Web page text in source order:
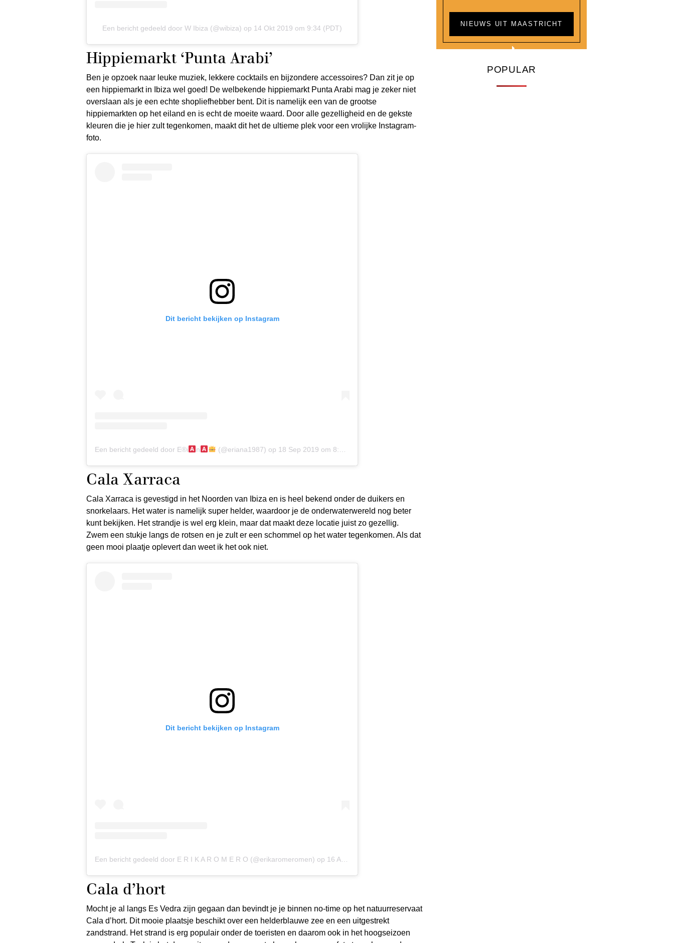
Een bericht gedeeld door W Ibiza (@wibiza) op 14 Okt 2019 om 9:34 (PDT)
Hippiemarkt ‘Punta Arabi’
Ben je opzoek naar leuke muziek, lekkere cocktails en bijzondere accessoires? Dan zit je op
een hippiemarkt in Ibiza wel goed! De welbekende hippiemarkt Punta Arabi mag je zeker niet
overslaan als je een echte shopliefhebber bent. Dit is namelijk een van de grootse
hippiemarkten op het eiland en is echt de moeite waard. Door alle gezelligheid en de gekste
kleuren die je hier zult tegenkomen, maakt dit het de ultieme plek voor een vrolijke Instagram-
foto.
Dit bericht bekijken op Instagram
Een bericht gedeeld door E®i n (@eriana1987) op 18 Sep 2019 om 8:07 (PDT)
Cala Xarraca
Cala Xarraca is gevestigd in het Noorden van Ibiza en is heel bekend onder de duikers en
snorkelaars. Het water is namelijk super helder, waardoor je de onderwaterwereld nog beter
kunt bekijken. Het strandje is wel erg klein, maar dat maakt deze locatie juist zo gezellig.
Zwem een stukje langs de rotsen en je zult er een schommel op het water tegenkomen. Als dat
geen mooi plaatje oplevert dan weet ik het ook niet.
Dit bericht bekijken op Instagram
Een bericht gedeeld door E R I K A R O M E R O (@erikaromeromen) op 16 Aug 2019 om 1:58 (PDT)
Cala d’hort
Mocht je al langs Es Vedra zijn gegaan dan bevindt je je binnen no-time op het natuurreservaat
Cala d’hort. Dit mooie plaatsje beschikt over een helderblauwe zee en een uitgestrekt
zandstrand. Het strand is erg populair onder de toeristen en daarom ook in het hoogseizoen
NIEUWS UIT MAASTRICHT
POPULAR